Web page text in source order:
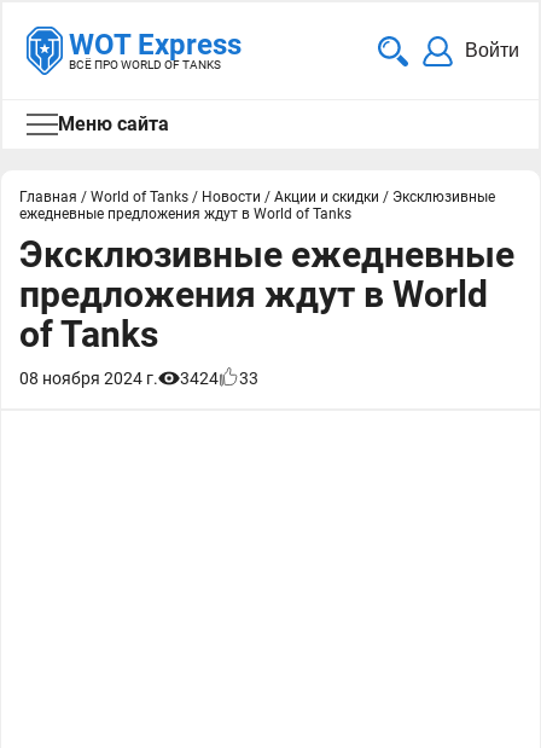
WOT Express
ВСЁ ПРО WORLD OF TANKS
Войти
Меню сайта
Главная / World of Tanks / Новости / Акции и скидки / Эксклюзивные
ежедневные предложения ждут в World of Tanks
Эксклюзивные ежедневные
предложения ждут в World
of Tanks
08 ноября 2024 г. 3424 33